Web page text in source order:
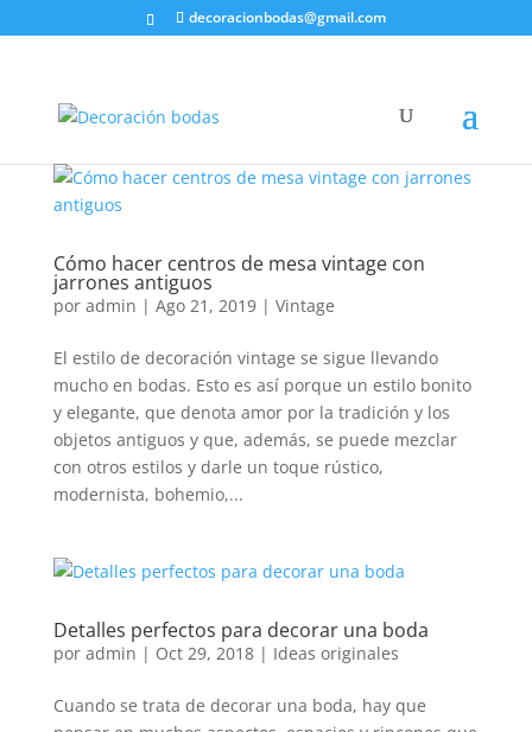
decoracionbodas@gmail.com
Cómo hacer centros de mesa vintage con
jarrones antiguos
por admin | Ago 21, 2019| Vintage
El estilo de decoración vintage se sigue llevando
mucho en bodas. Esto es así porque un estilo bonito
y elegante, que denota amor por la tradición y los
objetos antiguos y que, además, se puede mezclar
con otros estilos y darle un toque rústico,
modernista, bohemio,...
Detalles perfectos para decorar una boda
por admin | Oct 29, 2018| Ideas originales
Cuando se trata de decorar una boda, hay que